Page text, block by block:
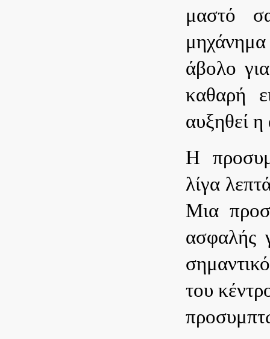
μαστό
άβολο
καθαρή
αυξηθεί η
Η
λίγα
Μια
ασφαλής
του